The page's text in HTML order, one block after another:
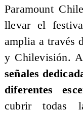
Paramount
llevar el
amplia a través
y Chilevisión.
señales
diferentes
cubrir todas